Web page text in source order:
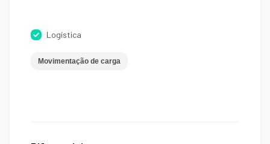
Logística
Movimentação de carga